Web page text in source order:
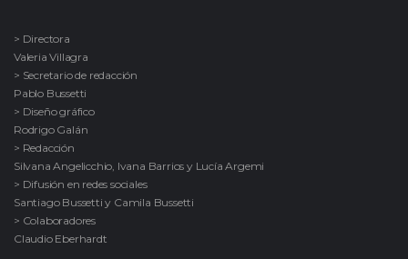
> Directora
Valeria Villagra
> Secretario de redacción
Pablo Bussetti
> Diseño gráfico
Rodrigo Galán
> Redacción
Silvana Angelicchio, Ivana Barrios y Lucía Argemi
> Difusión en redes sociales
Santiago Bussetti y Camila Bussetti
> Colaboradores
Claudio Eberhardt